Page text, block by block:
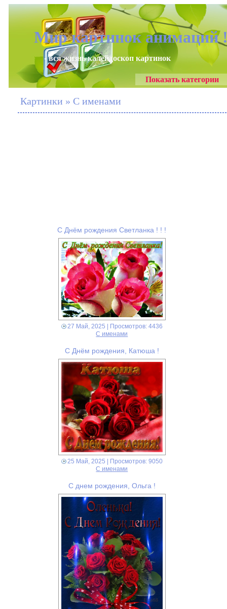
Мир картинок анимаций
- вся жизнь калейдоскоп картинок
Показать категории
Картинки » С именами
С Днём рождения Светланка ! ! !
27 Май, 2025 | Просмотров: 4436
С именами
C Днём рождения, Катюша !
25 Май, 2025 | Просмотров: 9050
С именами
С днем рождения, Ольга !